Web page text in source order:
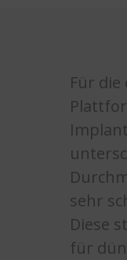
Für die
sehr
Diese
für